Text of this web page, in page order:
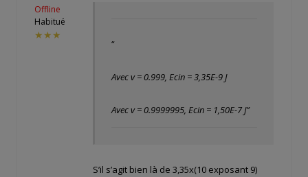
Offline
Habitué
★★★
“
Avec v = 0.999, Ecin = 3,35E-9 J
Avec v = 0.9999995, Ecin = 1,50E-7 J”
S’il s’agit bien là de 3,35x(10 exposant 9)